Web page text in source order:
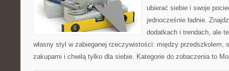
ubierać siebie i swoje
jednocześnie ładnie.
dodatkach i trendach, ale
własny styl w zabieganej rzeczywistości: między przedszkolem,
zakupami i chwilą tylko dla siebie. Kategorie do zobaczenia to